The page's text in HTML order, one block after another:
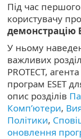
Під час
користувачу
демонстрацію
У ньому
важливих
PROTECT,
програм ESET
опис розділів
Комп’ютери,
Політики,
оновлення